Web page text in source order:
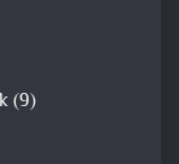
(9)